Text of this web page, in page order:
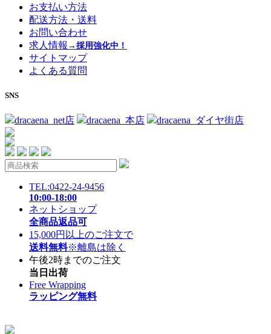
お支払い方法
配送方法・送料
お問い合わせ
求人情報 →採用強化中！
サイトマップ
よくある質問
SNS
dracaena_net店 dracaena_本店 dracaena_ダイヤ街店
TEL:0422-24-9456
10:00-18:00
ネットショップ
全商品返品可
15,000円以上のご注文で
送料無料※離島は除く
午後2時までのご注文
当日出荷
Free Wrapping
ラッピング無料